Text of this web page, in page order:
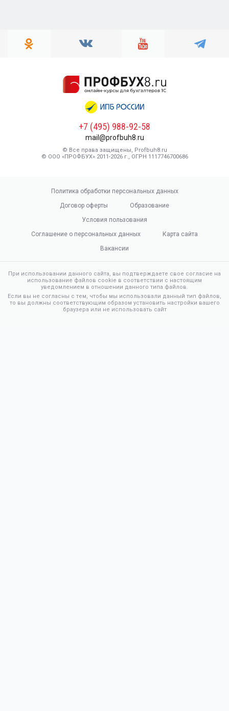
+7 (495) 988-92-58
mail@profbuh8.ru
© Все права защищены, Profbuh8.ru
© ООО «ПРОФБУХ» 2011-2026 г., ОГРН 1117746700686
Политика обработки персональных данных
Договор оферты
Образование
Условия пользования
Соглашение о персональных данных
Карта сайта
Вакансии
При использовании данного сайта, вы подтверждаете свое согласие на
использование файлов cookie в соответствии с настоящим
уведомлением в отношении данного типа файлов.
Если вы не согласны с тем, чтобы мы использовали данный тип файлов,
то вы должны соответствующим образом установить настройки вашего
браузера или не использовать сайт